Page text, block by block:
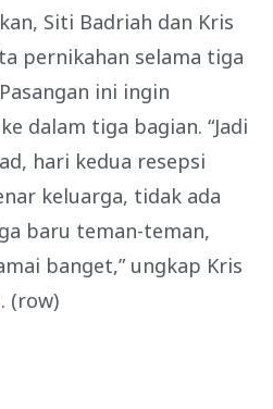
Siti Badriah dan Kris
pernikahan selama tiga
ini ingin
dalam tiga bagian. “Jadi
hari kedua resepsi
keluarga, tidak ada
baru teman-teman,
banget,” ungkap Kris
(row)